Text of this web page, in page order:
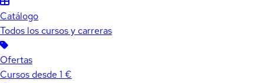
Catálogo
Todos los cursos y carreras
Ofertas
Cursos desde 1 €